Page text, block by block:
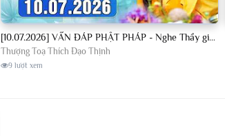
[10.07.2026] VẤN ĐÁP PHẬT PHÁP - Nghe Thầy giảng Pháp mỗi ngày CÔNG ĐỨC VÔ LƯỢNG│TT. Thích Đạo Thịnh
Thượng Toạ Thích Đạo Thịnh
9 lượt xem